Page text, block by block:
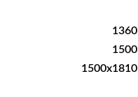
1360
1500
1500x1810